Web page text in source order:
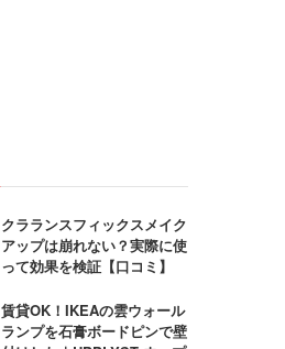
クラランスフィックスメイク
アップは崩れない？実際に使
って効果を検証【口コミ】
賃貸OK！IKEAの雲ウォール
ランプを石膏ボードピンで壁